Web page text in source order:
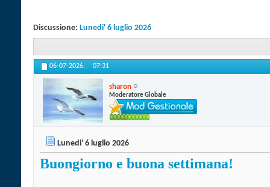
Discussione: Lunedi' 6 luglio 2026
06-07-2026, 07:31
sharon
Moderatore Globale
Lunedi' 6 luglio 2026
Buongiorno e buona settimana!